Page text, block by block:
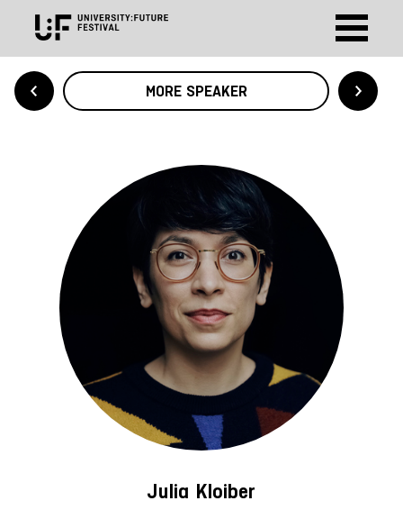
MORE SPEAKER
Julia Kloiber